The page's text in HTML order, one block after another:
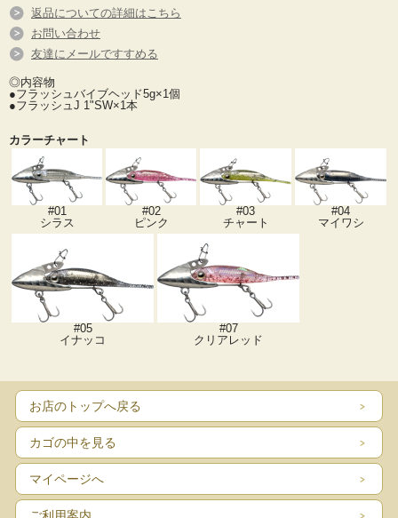
返品についての詳細はこちら
お問い合わせ
友達にメールですすめる
◎内容物
●フラッシュバイブヘッド5g×1個
●フラッシュJ 1"SW×1本
カラーチャート
#01
シラス
#02
ピンク
#03
チャート
#04
マイワシ
#05
イナッコ
#07
クリアレッド
お店のトップへ戻る
カゴの中を見る
マイページへ